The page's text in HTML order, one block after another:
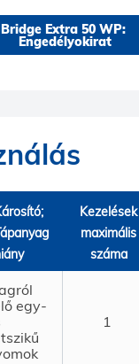
Bridge Extra 50 WP:
Engedélyokirat
Kezelések
maximális
száma
egy-
1